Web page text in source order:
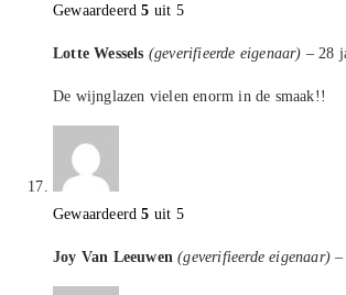
Gewaardeerd5 uit 5
Lotte Wessels (geverifieerde eigenaar) – 28
De wijnglazen vielen enorm in de smaak!!
Gewaardeerd5 uit 5
Joy Van Leeuwen(geverifieerde eigenaar) –